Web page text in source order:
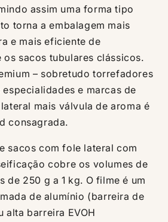
assim uma forma tipo
torna a embalagem mais
e mais eficiente de
os sacos tubulares clássicos.
– sobretudo torrefadores
e marcas de
mais válvula de aroma é
consagrada.
sacos com fole lateral com
cobre os volumes de
de 250 g a 1 kg. O filme é um
de alumínio (barreira de
alta barreira EVOH